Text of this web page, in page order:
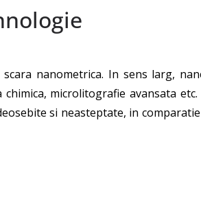
nanometrica. In sens larg,
microlitografie avansata
si neasteptate, in